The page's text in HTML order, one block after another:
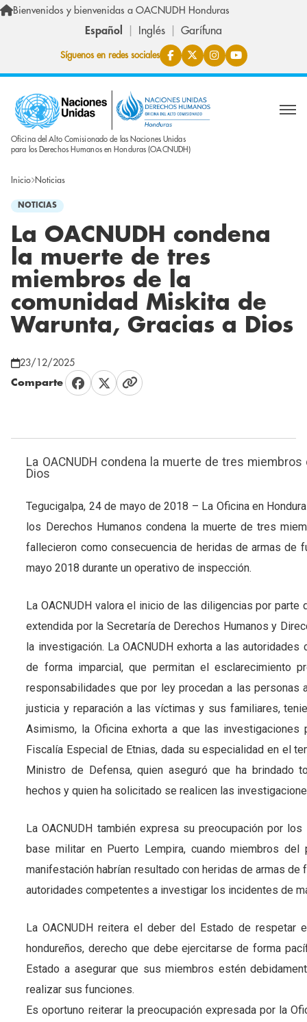
Pasar al contenido principal
Bienvenidos y bienvenidas a OACNUDH Honduras
Español Inglés Garífuna
Síguenos en redes sociales
Oficina del Alto Comisionado de las Naciones Unidas
para los Derechos Humanos en Honduras (OACNUDH)
Inicio Noticias
NOTICIAS
La OACNUDH condena
la muerte de tres
miembros de la
comunidad Miskita de
Warunta, Gracias a Dios
23/12/2025
Comparte
La OACNUDH condena la muerte de tres
Dios
Tegucigalpa, 24 de mayo de 2018 – La Oficina en
los Derechos Humanos condena la muerte de tres
fallecieron como consecuencia de heridas de armas de
mayo 2018 durante un operativo de inspección.
La OACNUDH valora el inicio de las diligencias por
extendida por la Secretaría de Derechos Humanos y
la investigación. La OACNUDH exhorta a las
de forma imparcial, que permitan el esclarecimiento
responsabilidades que por ley procedan a las personas
justicia y reparación a las víctimas y sus familiares,
Asimismo, la Oficina exhorta a que las
Fiscalía Especial de Etnias, dada su especialidad en el
Ministro de Defensa, quien aseguró que ha brindado
hechos y quien ha solicitado se realicen las
La OACNUDH también expresa su preocupación por
base militar en Puerto Lempira, cuando miembros
manifestación habrían resultado con heridas de armas de
autoridades competentes a investigar los incidentes de
La OACNUDH reitera el deber del Estado de
hondureños, derecho que debe ejercitarse de forma
Estado a asegurar que sus miembros estén
realizar sus funciones.
Es oportuno reiterar la preocupación expresada por la